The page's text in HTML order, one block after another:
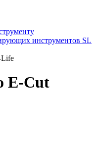
инструментов SL
Life
E-Cut